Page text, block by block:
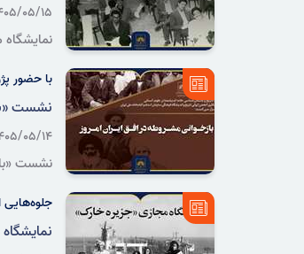
۱۴۰۵/۰۵/۱۵ -
با حضور
نشست
۱۴۰۵/۰۵/۱۴ -
نشست
جلوه‌هایی